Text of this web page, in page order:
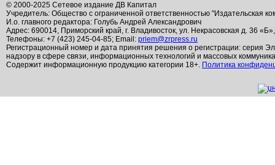
© 2000-2025 Сетевое издание ДВ Капитал
Учредитель: Общество с ограниченной ответственностью "Издательская
И.о. главного редактора: Голубь Андрей Александрович
Адрес: 690014, Приморский край, г. Владивосток, ул. Некрасовская д. 36
Телефоны: +7 (423) 245-04-85; Email: priem@zrpress.ru
Регистрационный номер и дата принятия решения о регистрации: серия
надзору в сфере связи, информационных технологий и массовых
Содержит информационную продукцию категории 18+. Политика